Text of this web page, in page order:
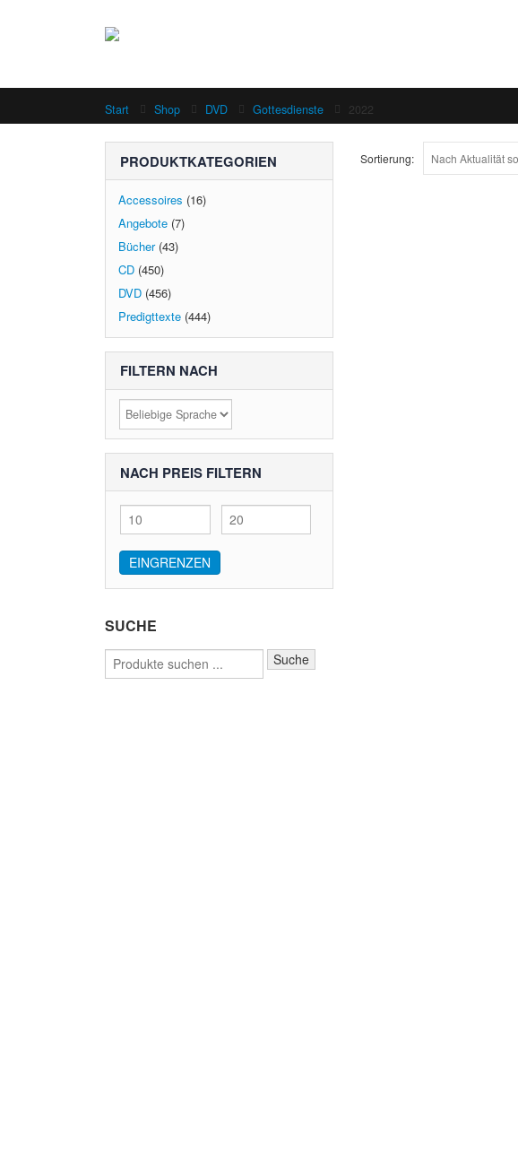
Start Shop DVD Gottesdienste 2022
Sortierung:
PRODUKTKATEGORIEN
Accessoires (16)
Angebote (7)
Bücher (43)
CD (450)
DVD (456)
Predigttexte (444)
FILTERN NACH
NACH PREIS FILTERN
Min.
Preis
Max.
Preis
EINGRENZEN
SUCHE
Suche